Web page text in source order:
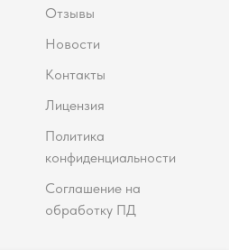
Отзывы
Новости
Контакты
Лицензия
Политика
конфиденциальности
Соглашение на
обработку ПД